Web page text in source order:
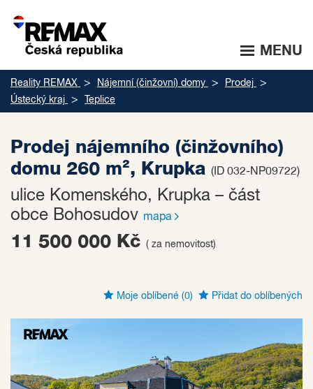
MENU
Reality REMAX Nájemní (činžovní) domy
Prodej
Ústecký kraj
Teplice
Prodej nájemního (činžovního)
domu 260 m², Krupka (ID 032-NP09722)
ulice Komenského, Krupka – část
obce Bohosudov mapa
11 500 000 Kč ( za nemovitost)
Moje oblíbené (0) Přidat do oblíbených